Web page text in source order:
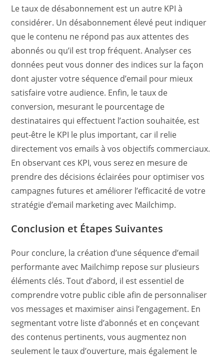
Le taux de désabonnement est un autre KPI à
considérer. Un désabonnement élevé peut indiquer
que le contenu ne répond pas aux attentes des
abonnés ou qu’il est trop fréquent. Analyser ces
données peut vous donner des indices sur la façon
dont ajuster votre séquence d’email pour mieux
satisfaire votre audience. Enfin, le taux de
conversion, mesurant le pourcentage de
destinataires qui effectuent l’action souhaitée, est
peut-être le KPI le plus important, car il relie
directement vos emails à vos objectifs commerciaux.
En observant ces KPI, vous serez en mesure de
prendre des décisions éclairées pour optimiser vos
campagnes futures et améliorer l’efficacité de votre
stratégie d’email marketing avec Mailchimp.
Conclusion et Étapes Suivantes
Pour conclure, la création d’une séquence d’email
performante avec Mailchimp repose sur plusieurs
éléments clés. Tout d’abord, il est essentiel de
comprendre votre public cible afin de personnaliser
vos messages et maximiser ainsi l’engagement. En
segmentant votre liste d’abonnés et en conçevant
des contenus pertinents, vous augmentez non
seulement le taux d’ouverture, mais également le